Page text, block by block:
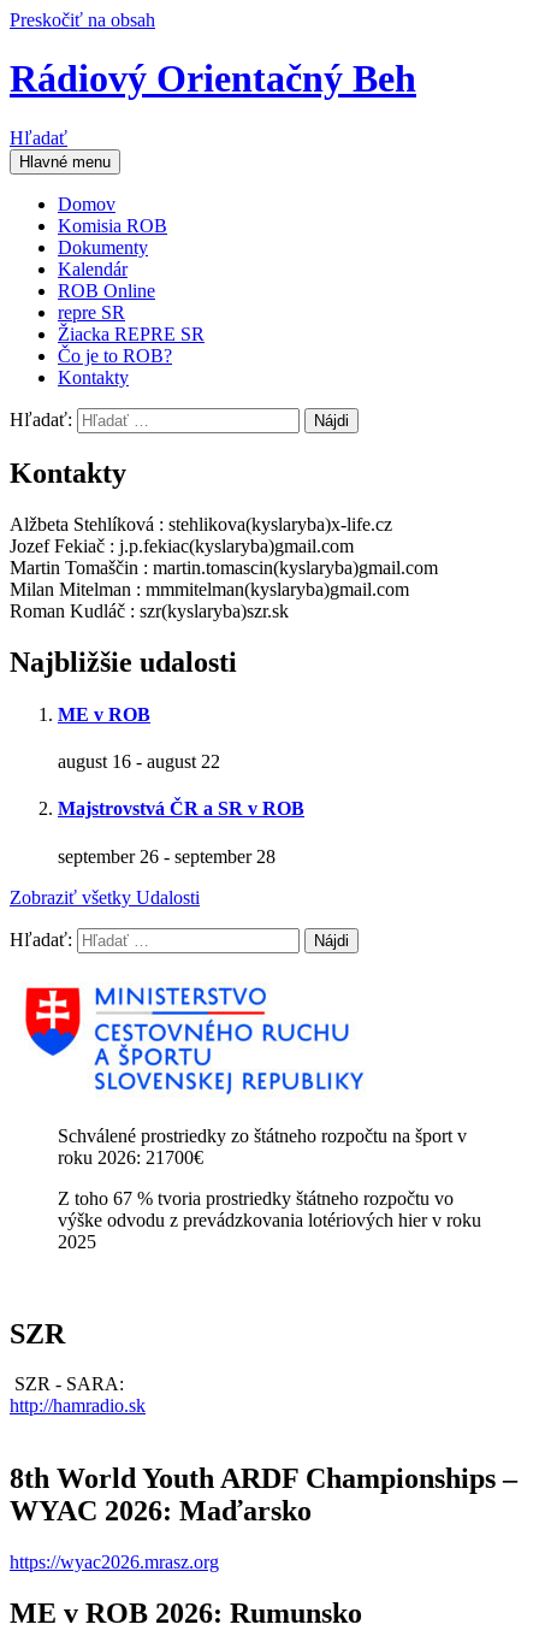
Preskočiť na obsah
Rádiový Orientačný Beh
Hľadať
Hlavné menu
Domov
Komisia ROB
Dokumenty
Kalendár
ROB Online
repre SR
Žiacka REPRE SR
Čo je to ROB?
Kontakty
Hľadať:
Kontakty
Alžbeta Stehlíková : stehlikova(kyslaryba)x-life.cz
Jozef Fekiač : j.p.fekiac(kyslaryba)gmail.com
Martin Tomaščin : martin.tomascin(kyslaryba)gmail.com
Milan Mitelman : mmmitelman(kyslaryba)gmail.com
Roman Kudláč : szr(kyslaryba)szr.sk
Najbližšie udalosti
ME v ROB
august 16 - august 22
Majstrovstvá ČR a SR v ROB
september 26 - september 28
Zobraziť všetky Udalosti
Hľadať:
Schválené prostriedky zo štátneho rozpočtu na šport v
roku 2026: 21700€
Z toho 67 % tvoria prostriedky štátneho rozpočtu vo
výške odvodu z prevádzkovania lotériových hier v roku
2025
SZR
SZR - SARA:
http://hamradio.sk
8th World Youth ARDF Championships –
WYAC 2026: Maďarsko
https://wyac2026.mrasz.org
ME v ROB 2026: Rumunsko